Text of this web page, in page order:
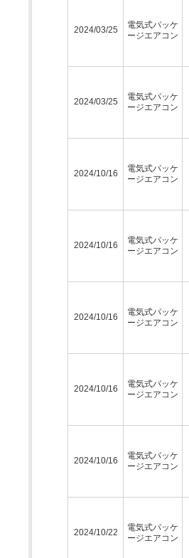
2024/03/25
電気式パッケ
ージエアコン
2024/03/25
電気式パッケ
ージエアコン
2024/10/16
電気式パッケ
ージエアコン
2024/10/16
電気式パッケ
ージエアコン
2024/10/16
電気式パッケ
ージエアコン
2024/10/16
電気式パッケ
ージエアコン
2024/10/16
電気式パッケ
ージエアコン
2024/10/22
電気式パッケ
ージエアコン